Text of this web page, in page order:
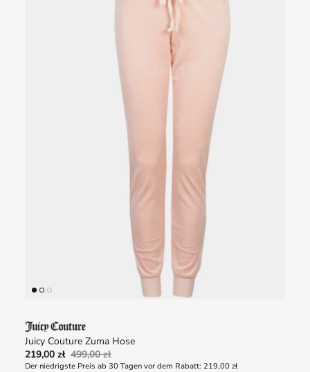
Juicy Couture Zuma Hose
219,00 zł 499,00 zł
Der niedrigste Preis ab 30 Tagen vor dem Rabatt: 219,00 zł